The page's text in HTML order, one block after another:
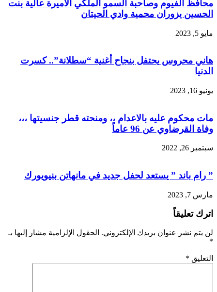
محافظ الفيوم وصاحبة السمو الملكي الأميرة عالية بنت
الحسين يزوران محمية وادي الحيتان
مايو 5, 2023
هاني محروس يحتفل بنجاح أغنية “سطلانة”.. كسرت
الدنيا
يونيو 16, 2023
مات محكوم عليه بالاعدام ،، ومنحته قطر جنسيتها ،،،
وفاة القرضاوي عن 96 عاماً
سبتمبر 26, 2022
” رام باند ” يستعد لحفل جديد في مانهاتن بنيويورك
مارس 7, 2023
اترك تعليقاً
لن يتم نشر عنوان بريدك الإلكتروني. الحقول الإلزامية مشار إليها بـ
*
التعليق *